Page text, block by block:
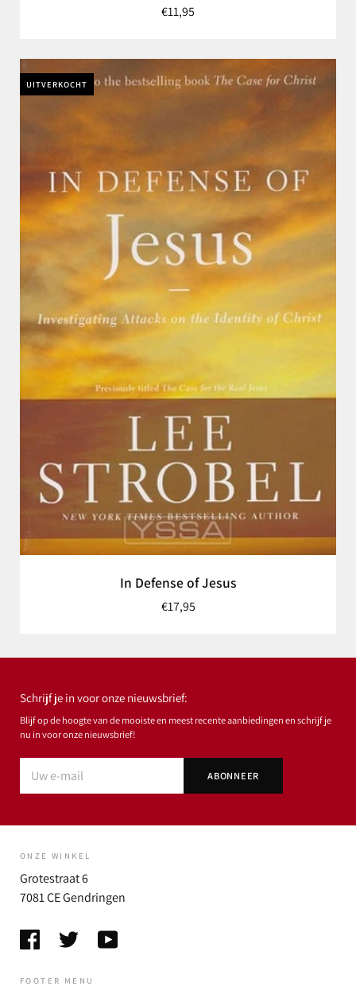
€11,95
UITVERKOCHT
In Defense of Jesus
€17,95
Schrijf je in voor onze nieuwsbrief:
Blijf op de hoogte van de mooiste en meest recente aanbiedingen en schrijf je
nu in voor onze nieuwsbrief!
ONZE WINKEL
Grotestraat 6
7081 CE Gendringen
FOOTER MENU